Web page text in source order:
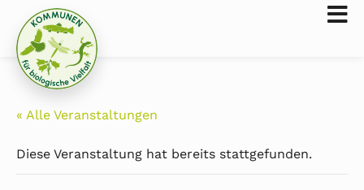
« Alle Veranstaltungen
Diese Veranstaltung hat bereits stattgefunden.